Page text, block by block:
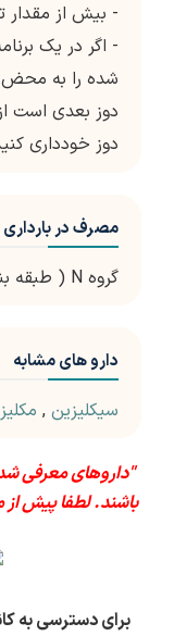
- بیش از
- اگر در یک
شده را به محض
دوز بعدی است
دوز خودداری
مصرف در بارداری
گروه N ( طبقه بندی نشده )
دارو های مشابه
سیکلیزین ,
"داروهای معرفی
باشند. لطفا پیش
برای دسترسی به